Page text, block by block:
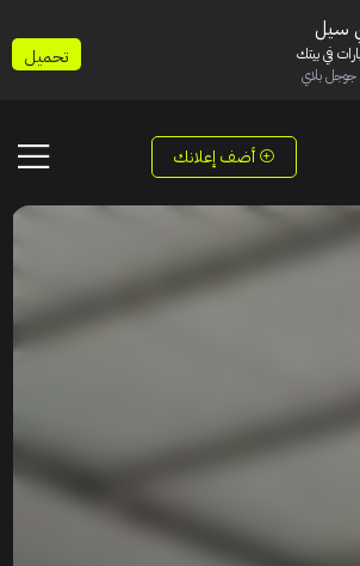
أضف إعلانك
سيل
في بيتك
جوجل بلاي
تحميل